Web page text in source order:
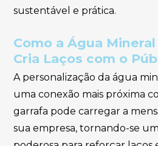
sustentável e prática.
Como a Água
Cria Laços com o
A personalização da água
uma conexão mais próxima
garrafa pode carregar a
sua empresa, tornando-se